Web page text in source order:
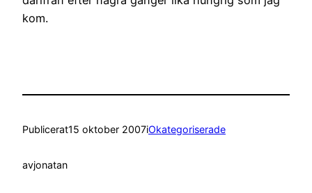
kom.
Publicerat15 oktober 2007iOkategoriserade
avjonatan